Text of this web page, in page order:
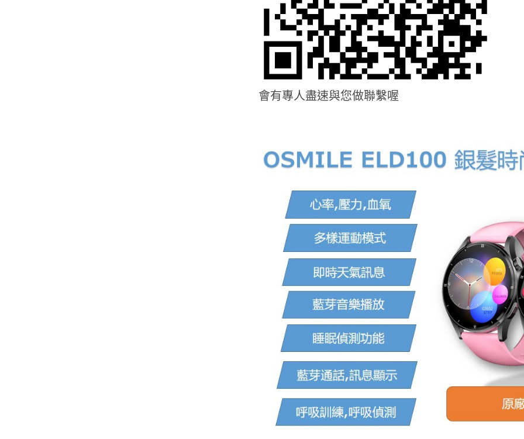
會有專人盡速與您做聯繫喔